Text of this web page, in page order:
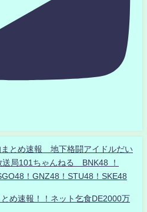
とめ速報 地下格闘アイドルだい
局101ちゃんねる BNK48 ！
！GNZ48！STU48！SKE48
め速報！！ネット乞食DE2000万